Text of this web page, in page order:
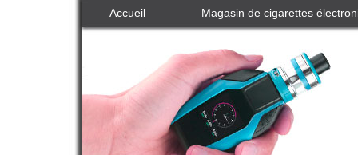
Accueil Magasin de cigarettes